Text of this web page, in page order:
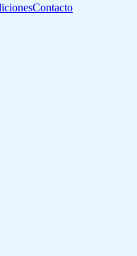
Contacto